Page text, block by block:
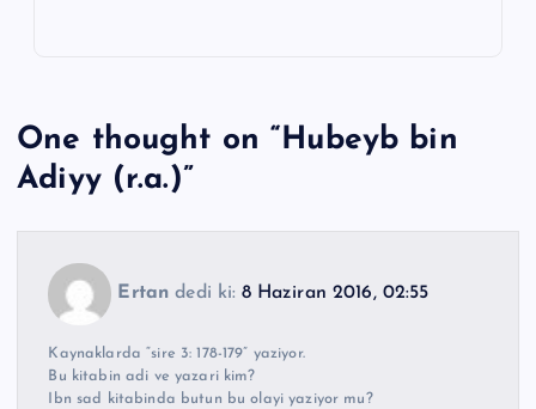
One thought on “Hubeyb bin
Adiyy (r.a.)”
Ertan dedi ki: 8 Haziran 2016, 02:55
Kaynaklarda “sire 3: 178-179” yaziyor.
Bu kitabin adi ve yazari kim?
Ibn sad kitabinda butun bu olayi yaziyor mu?